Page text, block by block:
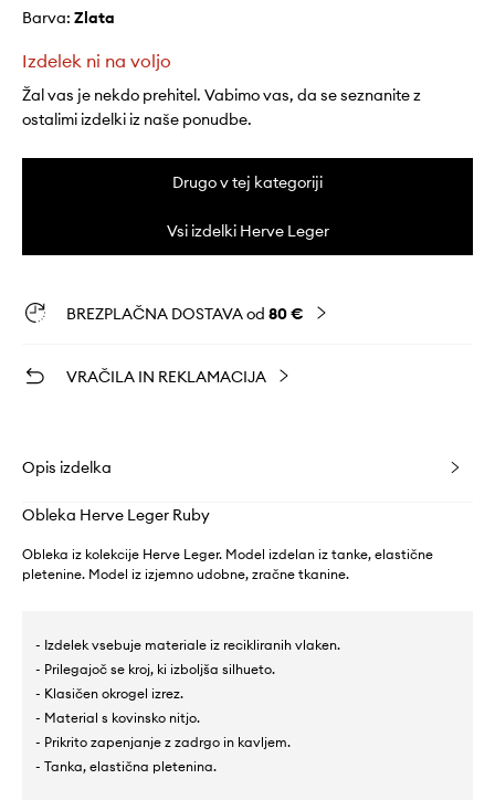
Barva: zlata
Izdelek ni na voljo
Žal vas je nekdo prehitel. Vabimo vas, da se seznanite z
ostalimi izdelki iz naše ponudbe.
Drugo v tej kategoriji
Vsi izdelki Herve Leger
BREZPLAČNA DOSTAVA od 80 €
VRAČILA IN REKLAMACIJA
Opis izdelka
Obleka Herve Leger Ruby
Obleka iz kolekcije Herve Leger. Model izdelan iz tanke, elastične
pletenine. Model iz izjemno udobne, zračne tkanine.
- Izdelek vsebuje materiale iz recikliranih vlaken.
- Prilegajoč se kroj, ki izboljša silhueto.
- Klasičen okrogel izrez.
- Material s kovinsko nitjo.
- Prikrito zapenjanje z zadrgo in kavljem.
- Tanka, elastična pletenina.